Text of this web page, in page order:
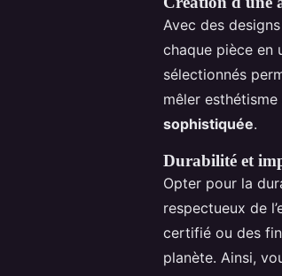
Avec des
chaque pièce en
sélectionnés
mêler
sophistiquée.
Durabilité et
Opter pour la
respectueux de
certifié ou des
planète. Ainsi,